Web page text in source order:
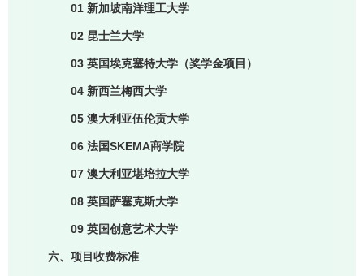
01 新加坡南洋理工大学
02 昆士兰大学
03 英国埃克塞特大学（奖学金项目）
04 新西兰梅西大学
05 澳大利亚伍伦贡大学
06 法国SKEMA商学院
07 澳大利亚堪培拉大学
08 英国萨塞克斯大学
09 英国创意艺术大学
六、项目收费标准